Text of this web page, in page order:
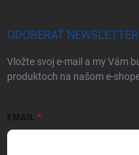
ODOBERAŤ NEWSLETTER
Vložte svoj e-mail a my Vám
produktoch na našom e-
EMAIL